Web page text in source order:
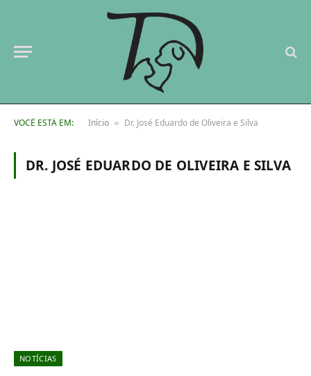
VOCÊ ESTÁ EM: Início » Dr. José Eduardo de Oliveira e Silva
DR. JOSÉ EDUARDO DE OLIVEIRA E SILVA
NOTÍCIAS